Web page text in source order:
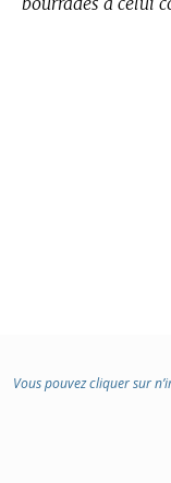
Vous pouvez cliquer sur